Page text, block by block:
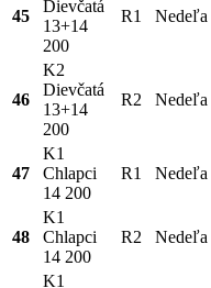
45
Dievčatá
13+14
200
R1 Nedeľa
46
K2
Dievčatá
13+14
200
R2 Nedeľa
47
K1
Chlapci
14 200
R1 Nedeľa
48
K1
Chlapci
14 200
R2 Nedeľa
K1